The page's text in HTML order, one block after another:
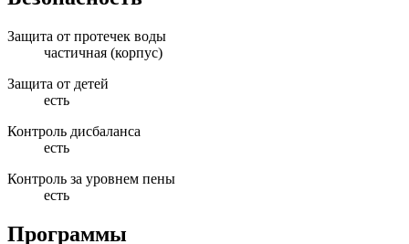
Защита от протечек воды
частичная (корпус)
Защита от детей
есть
Контроль дисбаланса
есть
Контроль за уровнем пены
есть
Программы